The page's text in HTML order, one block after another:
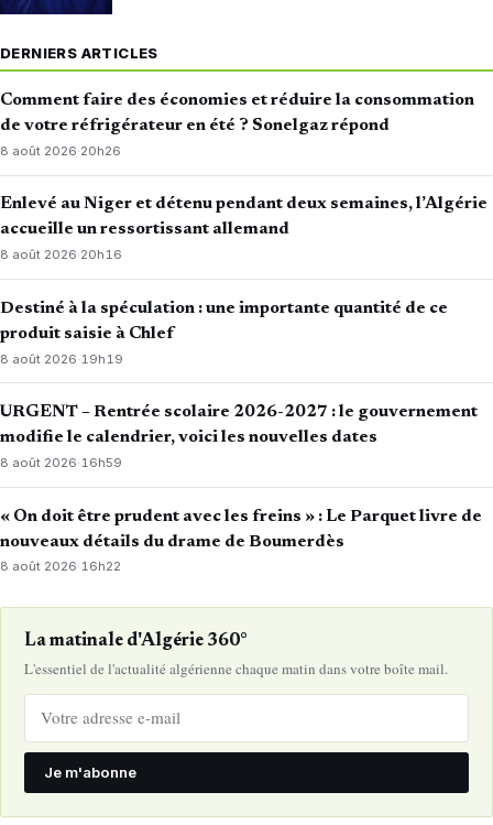
DERNIERS ARTICLES
Comment faire des économies et réduire la consommation
de votre réfrigérateur en été ? Sonelgaz répond
8 août 2026·20h26
Enlevé au Niger et détenu pendant deux semaines, l’Algérie
accueille un ressortissant allemand
8 août 2026·20h16
Destiné à la spéculation : une importante quantité de ce
produit saisie à Chlef
8 août 2026· 19h19
URGENT – Rentrée scolaire 2026-2027 : le gouvernement
modifie le calendrier, voici les nouvelles dates
8 août 2026·16h59
« On doit être prudent avec les freins » : Le Parquet livre de
nouveaux détails du drame de Boumerdès
8 août 2026·16h22
La matinale d'Algérie 360°
L'essentiel de l'actualité algérienne chaque matin dans votre boîte mail.
Je m'abonne